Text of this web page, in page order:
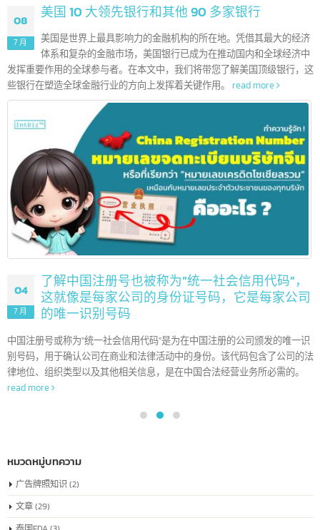
08 美国 10 大领先银行和其他 90 多家银行
美国是世界上最具影响力的金融机构的所在地。凭借其最大的经
体系和复杂的金融市场，美国银行已成为在推动国内和全球经济
发挥重要作用的全球参与者。在本文中，我们将带您了解美国顶级银行
些银行在塑造全球金融行业的方向上发挥着关键作用。read more
了解中国注册号也被称为”统一社会信用代码”
这就像是每家公司的身份证号码，它是每家公
中国注册号或称为"统一社会信用代码"是为在中国注册的公司颁发的唯一
律地位、组织类型以及其他相关信息，是在中国合法经营业务所必需的。
read more